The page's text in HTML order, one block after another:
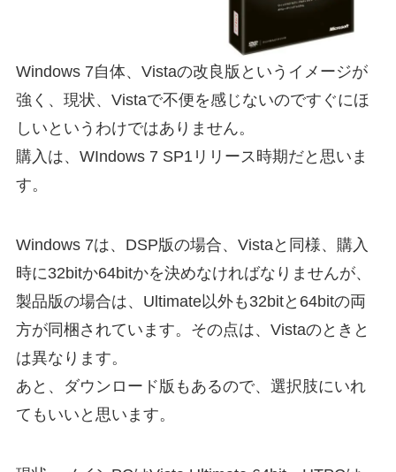
Windows 7自体、Vistaの改良版というイメージが
強く、現状、Vistaで不便を感じないのですぐにほ
しいというわけではありません。
購入は、WIndows 7 SP1リリース時期だと思いま
す。
Windows 7は、DSP版の場合、Vistaと同様、購入
時に32bitか64bitかを決めなければなりませんが、
製品版の場合は、Ultimate以外も32bitと64bitの両
方が同梱されています。その点は、Vistaのときと
は異なります。
あと、ダウンロード版もあるので、選択肢にいれ
てもいいと思います。